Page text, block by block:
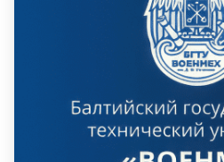
ситуациями в жизни.